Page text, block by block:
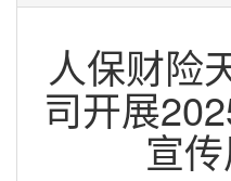
人保财险
司开展
宣